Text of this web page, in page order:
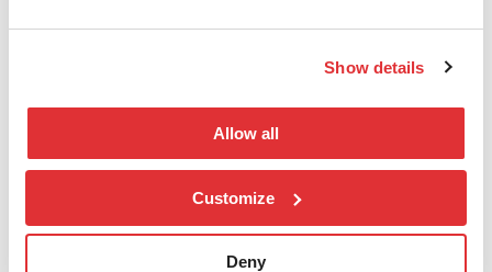
Show details
Allow all
Customize
Deny
Datasenter